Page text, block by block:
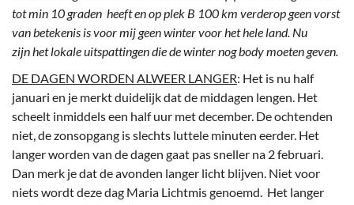
tot min 10 graden heeft en op plek B 100 km verderop geen vorst
van betekenis is voor mij geen winter voor het hele land. Nu
zijn het lokale uitspattingen die de winter nog body moeten geven.
DE DAGEN WORDEN ALWEER LANGER: Het is nu half
januari en je merkt duidelijk dat de middagen lengen. Het
scheelt inmiddels een half uur met december. De ochtenden
niet, de zonsopgang is slechts luttele minuten eerder. Het
langer worden van de dagen gaat pas sneller na 2 februari.
Dan merk je dat de avonden langer licht blijven. Niet voor
niets wordt deze dag Maria Lichtmis genoemd. Het langer